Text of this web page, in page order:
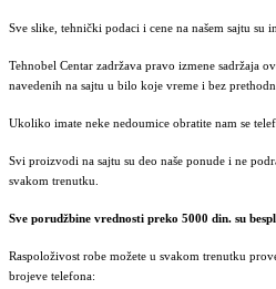
Sve slike, tehnički podaci i cene na našem sajtu su
Tehnobel Centar zadržava pravo izmene sadržaja
navedenih na sajtu u bilo koje vreme i bez
Ukoliko imate neke nedoumice obratite nam se
Svi proizvodi na sajtu su deo naše ponude i ne
svakom trenutku.
Sve porudžbine vrednosti preko 5000 din. su
Raspoloživost robe možete u svakom trenutku
brojeve telefona: